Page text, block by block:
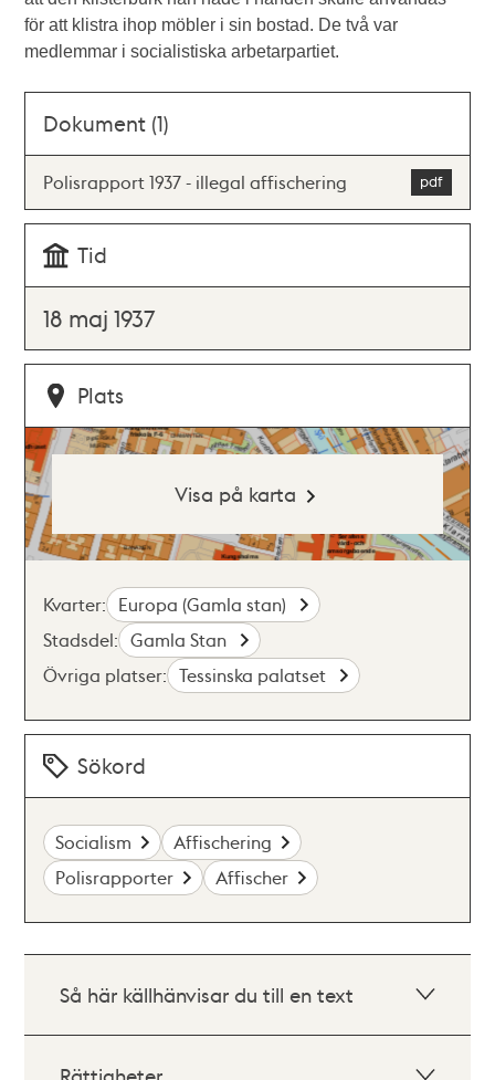
för att klistra ihop möbler i sin bostad. De två var
medlemmar i socialistiska arbetarpartiet.
Dokument (1)
Polisrapport 1937 - illegal affischering
Tid
18 maj 1937
Plats
Visa på karta
Kvarter: Europa (Gamla stan)
Stadsdel: Gamla Stan
Övriga platser: Tessinska palatset
Sökord
Socialism
Affischering
Polisrapporter
Affischer
Så här källhänvisar du till en text